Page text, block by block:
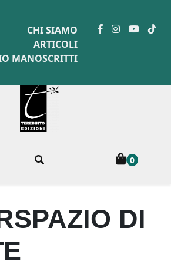
CHI SIAMO
ARTICOLI
MANOSCRITTI
0
DI